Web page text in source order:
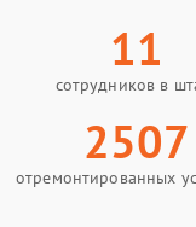
11
сотрудников в
2507
отремонтированных